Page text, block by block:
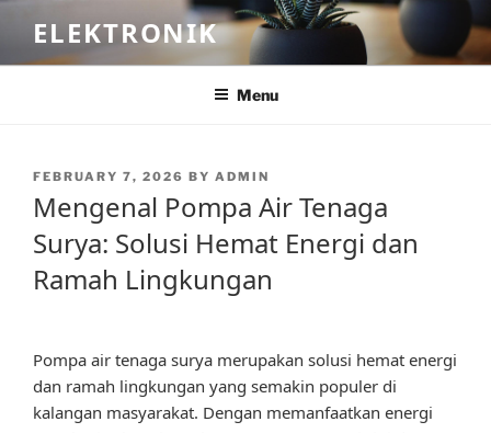
content
ELEKTRONIK
Menu
POSTED
FEBRUARY 7, 2026 BY ADMIN
Mengenal Pompa Air Tenaga
Surya: Solusi Hemat Energi dan
Ramah Lingkungan
Pompa air tenaga surya merupakan solusi hemat energi
dan ramah lingkungan yang semakin populer di
kalangan masyarakat. Dengan memanfaatkan energi